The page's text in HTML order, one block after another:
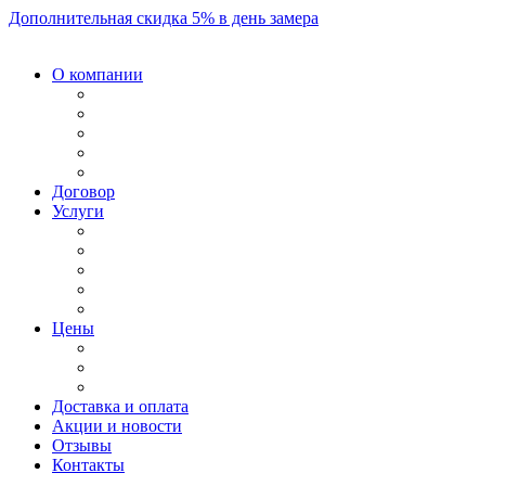
Дополнительная скидка 5% в день замера
О компании
Договор
Услуги
Цены
Доставка и оплата
Акции и новости
Отзывы
Контакты